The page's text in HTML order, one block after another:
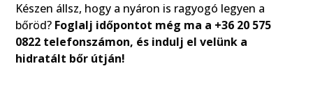
Készen állsz, hogy a nyáron is ragyogó legyen a
bőröd? Foglalj időpontot még ma a +36 20 575
0822 telefonszámon, és indulj el velünk a
hidratált bőr útján!